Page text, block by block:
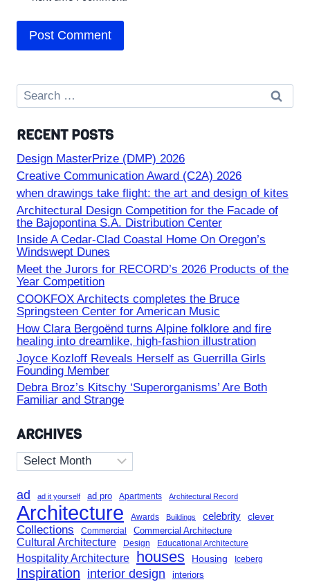
Search
for:
RECENT POSTS
Design MasterPrize (DMP) 2026
Creative Communication Award (C2A) 2026
when drawings take flight: the art and design of kites
Architectural Design Competition for the Facade of
the Bajopontina S.A. Distribution Center
Inside A Cedar-Clad Coastal Home On Oregon’s
Windswept Dunes
Meet the Jurors for RECORD’s 2026 Products of the
Year Competition
COOKFOX Architects completes the Bruce
Springsteen Center for American Music
How Clara Bergoënd turns Alpine folklore and fire
healing into dreamlike, high-fashion illustration
Joyce Kozloff Reveals Herself as Guerrilla Girls
Founding Member
Debra Broz’s Kitschy ‘Superorganisms’ Are Both
Familiar and Strange
ARCHIVES
Archives
ad ad it yourself ad pro Apartments Architectural Record
Architecture Awards Buildings celebrity clever
Collections Commercial Commercial Architecture
Cultural Architecture Design Educational Architecture
Hospitality Architecture houses Housing Iceberg
Inspiration interior design interiors